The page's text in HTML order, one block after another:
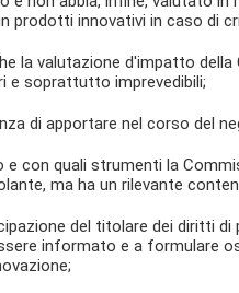
prodotti innovativi in caso di
la valutazione d'impatto
e soprattutto imprevedibili;
di apportare nel corso del
quali strumenti la
ma ha un rilevante
del titolare dei diritti di
informato e a formulare